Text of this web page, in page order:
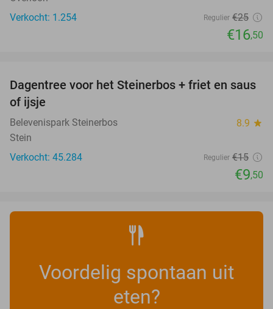
Verkocht: 1.254
Regulier €25
€16,50
37%
Dagentree voor het Steinerbos + friet en saus
of ijsje
Belevenispark Steinerbos 8.9 star
Stein
Verkocht: 45.284
Regulier €15
€9,50
Voordelig spontaan uit
eten?